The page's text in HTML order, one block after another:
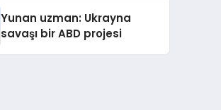
Yunan uzman: Ukrayna
savaşı bir ABD projesi